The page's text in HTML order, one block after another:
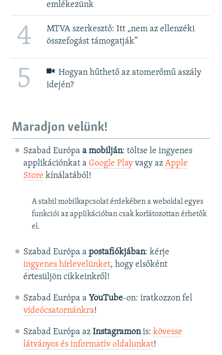
emlékezünk
4
MTVA szerkesztő: Itt „nem az ellenzéki
összefogást támogatják”
5
Hogyan hűthető az atomerőmű aszály
idején?
Maradjon velünk!
Szabad Európa a mobilján: töltse le ingyenes
applikációnkat a Google Playvagy az Apple
Store kínálatából!
A stabil mobilkapcsolat érdekében a weboldal egyes
funkciói az applikációban csak korlátozottan érhetők
el.
Szabad Európa a postafiókjában: kérje
ingyenes hírlevelünket, hogy elsőként
értesüljön cikkeinkről!
Szabad Európa a YouTube-on: iratkozzon fel
videócsatornánkra!
Szabad Európa az Instagramonis: kövesse
látványos és informatív oldalunkat! ​